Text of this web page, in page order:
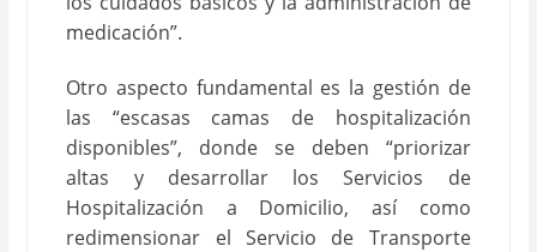
medicación”.
Otro aspecto fundamental es la gestión de
las “escasas camas de hospitalización
disponibles”, donde se deben “priorizar
altas y desarrollar los Servicios de
Hospitalización a Domicilio, así como
redimensionar el Servicio de Transporte